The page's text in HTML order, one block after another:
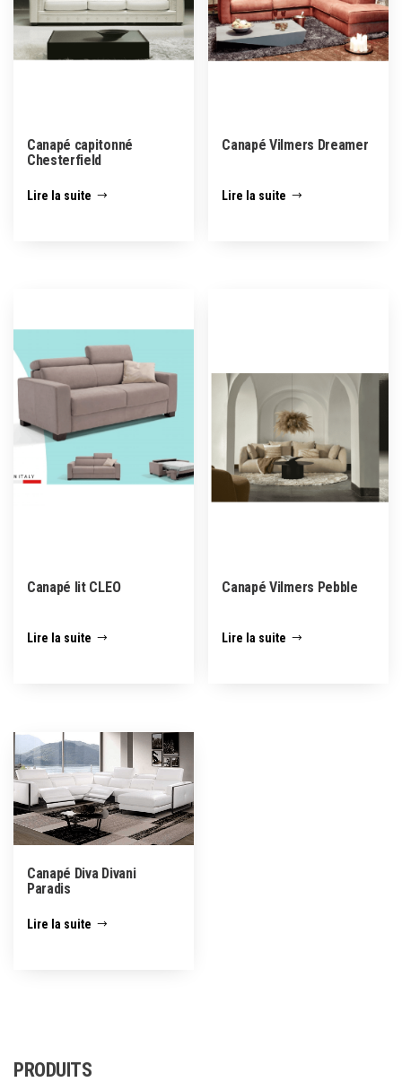
Canapé capitonné
Chesterfield
Lire la suite
Canapé Vilmers Dreamer
Lire la suite
Canapé lit CLEO
Lire la suite
Canapé Vilmers Pebble
Lire la suite
Canapé Diva Divani
Paradis
Lire la suite
PRODUITS